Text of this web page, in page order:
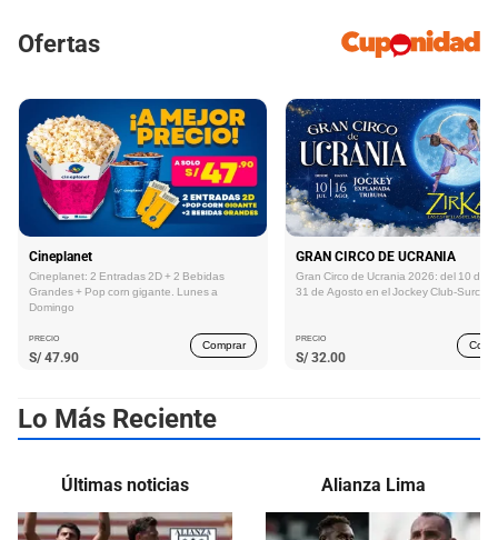
Ofertas
Cineplanet
Cineplanet: 2 Entradas 2D + 2 Bebidas
Grandes + Pop corn gigante. Lunes a
Domingo
PRECIO
S/ 47.90
Comprar
GRAN CIRCO DE UCRANIA
Gran Circo de Ucrania 2026: del 10 de
31 de Agosto en el Jockey Club-Surco
PRECIO
S/ 32.00
Lo Más Reciente
Últimas noticias Alianza Lima